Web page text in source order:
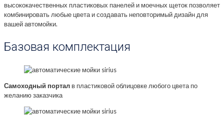
высококачественных пластиковых панелей и моечных щеток позволяет
комбинировать любые цвета и создавать неповторимый дизайн для
вашей автомойки.
Базовая комплектация
Самоходный портал в пластиковой облицовке любого цвета по
желанию заказчика